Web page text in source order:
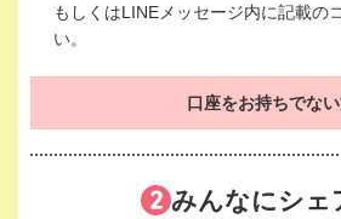
もしくはLINEメッセージ内に記載の
い。
口座をお持ちでな
みんなにシェ